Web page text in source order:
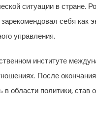
ситуации в стране.
себя как
управления.
институте
После окончания
области политики, став